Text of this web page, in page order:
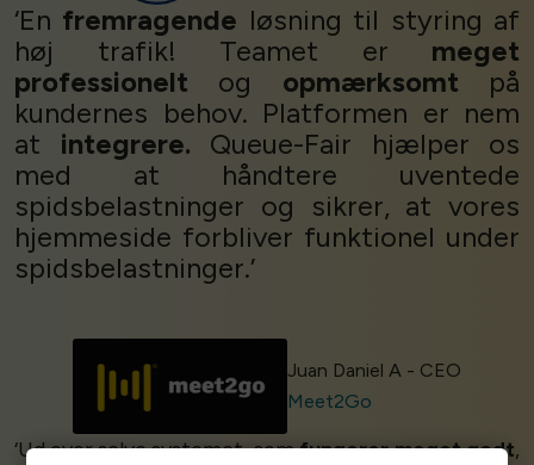
‘En fremragende løsning til styring af
høj trafik! Teamet er meget
professionelt og opmærksomt på
kundernes behov. Platformen er nem
at integrere. Queue-Fair hjælper os
med at håndtere uventede
spidsbelastninger og sikrer, at vores
hjemmeside forbliver funktionel under
spidsbelastninger.’
Juan Daniel A - CEO
Meet2Go
‘Ud over selve systemet, somfungerer meget godt,